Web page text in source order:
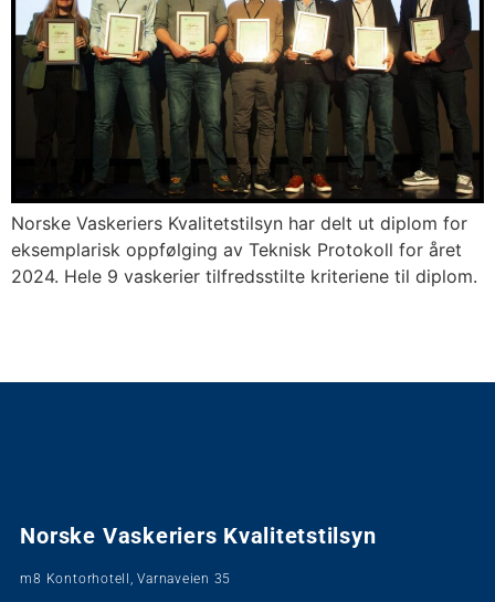
Norske Vaskeriers Kvalitetstilsyn har delt ut diplom for
eksemplarisk oppfølging av Teknisk Protokoll for året
2024. Hele 9 vaskerier tilfredsstilte kriteriene til diplom.
Norske Vaskeriers Kvalitetstilsyn
m8 Kontorhotell, Varnaveien 35